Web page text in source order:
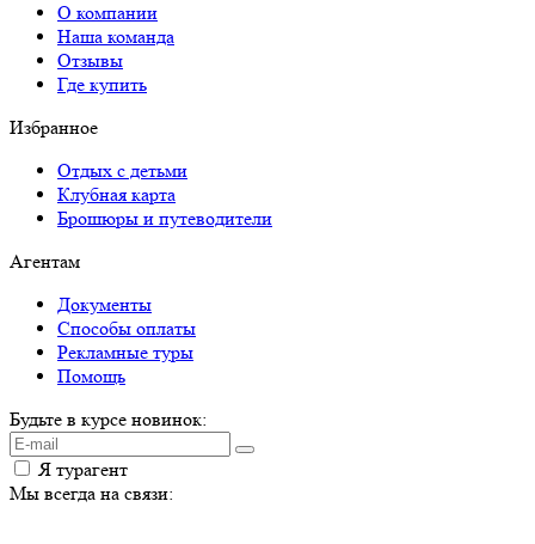
О компании
Наша команда
Отзывы
Где купить
Избранное
Отдых с детьми
Клубная карта
Брошюры и путеводители
Агентам
Документы
Способы оплаты
Рекламные туры
Помощь
Будьте в курсе новинок:
Я турагент
Мы всегда на связи: